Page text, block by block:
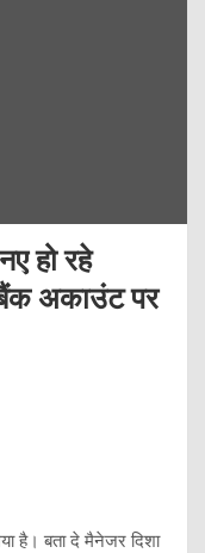
हो रहे
अकाउंट पर
है। बता दे मैनेजर दिशा